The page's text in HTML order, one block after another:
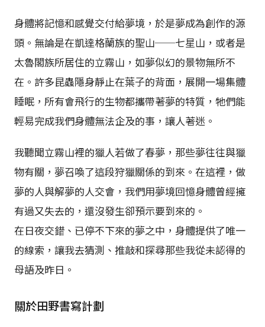
身體將記憶和感覺交付給夢境，於是夢成為創作的源
頭。無論是在凱達格蘭族的聖山──七星山，或者是
太魯閣族所居住的立霧山，如夢似幻的景物無所不
在。許多昆蟲隱身靜止在葉子的背面，展開一場集體
睡眠，所有會飛行的生物都攜帶著夢的特質，牠們能
輕易完成我們身體無法企及的事，讓人著迷。
我聽聞立霧山裡的獵人若做了春夢，那些夢往往與獵
物有關，夢召喚了這段狩獵關係的到來。在這裡，做
夢的人與解夢的人交會，我們用夢境回憶身體曾經擁
有過又失去的，還沒發生卻預示要到來的。
在日夜交錯、已停不下來的夢之中，身體提供了唯一
的線索，讓我去猜測、推敲和探尋那些我從未認得的
母語及昨日。
關於田野書寫計劃